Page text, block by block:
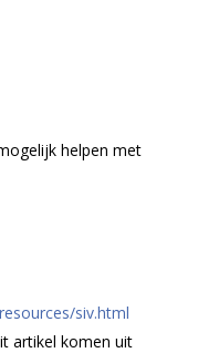
helpen met
siv.html
artikel komen uit